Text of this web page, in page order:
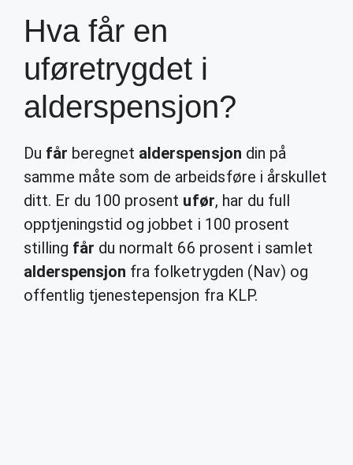
Hva får en
uføretrygdet i
alderspensjon?
Du får beregnet alderspensjon din på
samme måte som de arbeidsføre i årskullet
ditt. Er du 100 prosent ufør, har du full
opptjeningstid og jobbet i 100 prosent
stilling får du normalt 66 prosent i samlet
alderspensjon fra folketrygden (Nav) og
offentlig tjenestepensjon fra KLP.